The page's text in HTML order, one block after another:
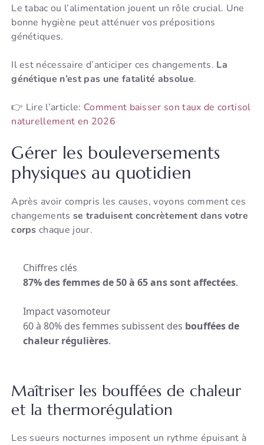
Le tabac ou l’alimentation jouent un rôle crucial. Une
bonne hygiène peut atténuer vos prépositions
génétiques.
Il est nécessaire d’anticiper ces changements. La
génétique n’est pas une fatalité absolue.
👉 Lire l’article: Comment baisser son taux de cortisol
naturellement en 2026
Gérer les bouleversements
physiques au quotidien
Après avoir compris les causes, voyons comment ces
changementsse traduisent concrètement dans votre
corps chaque jour.
Chiffres clés
87% des femmes de 50 à 65 ans sont affectées.
Impact vasomoteur
60 à 80% des femmes subissent des bouffées de
chaleur régulières.
Maîtriser les bouffées de chaleur
et la thermorégulation
Les sueurs nocturnes imposent un rythme épuisant à